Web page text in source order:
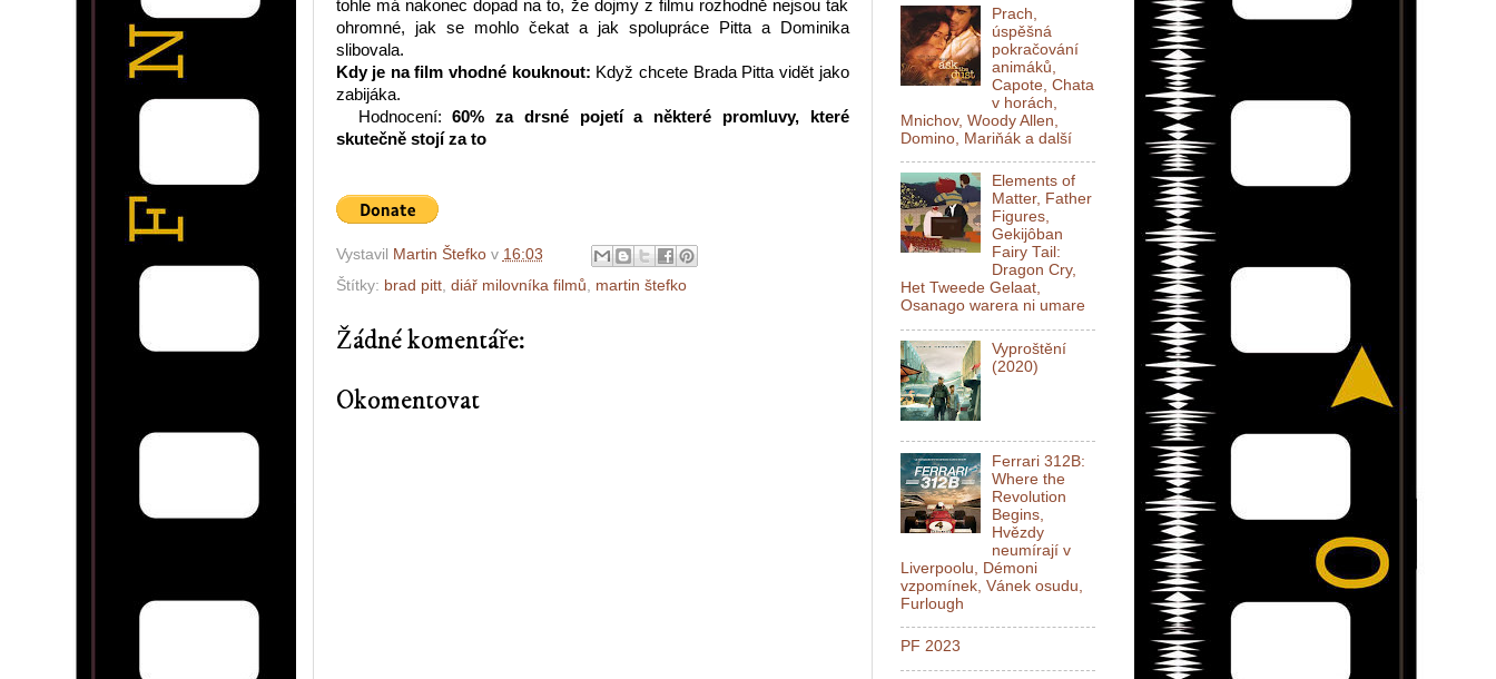
tohle má nakonec dopad na to, že dojmy z filmu rozhodně nejsou tak
ohromné, jak se mohlo čekat a jak spolupráce Pitta a Dominika
slibovala.
Kdy je na film vhodné kouknout: Když chcete Brada Pitta vidět jako
zabijáka.
Hodnocení:60% za drsné pojetí a některé promluvy, které
skutečně stojí za to
Vystavil Martin Štefko v 16:03
Štítky: brad pitt, diář milovníka filmů martin štefko
Žádné komentáře:
Okomentovat
Prach,
úspěšná
pokračování
animáků,
Capote, Chata
v horách,
Mnichov, Woody Allen,
Domino, Mariňák a další
Elements of
Matter, Father
Figures,
Gekijôban
Fairy Tail:
Dragon Cry,
Het Tweede Gelaat,
Osanago warera ni umare
Vyproštění
(2020)
Ferrari 312B:
Where the
Revolution
Begins,
Hvězdy
neumírají v
Liverpoolu, Démoni
vzpomínek, Vánek osudu,
Furlough
PF 2023